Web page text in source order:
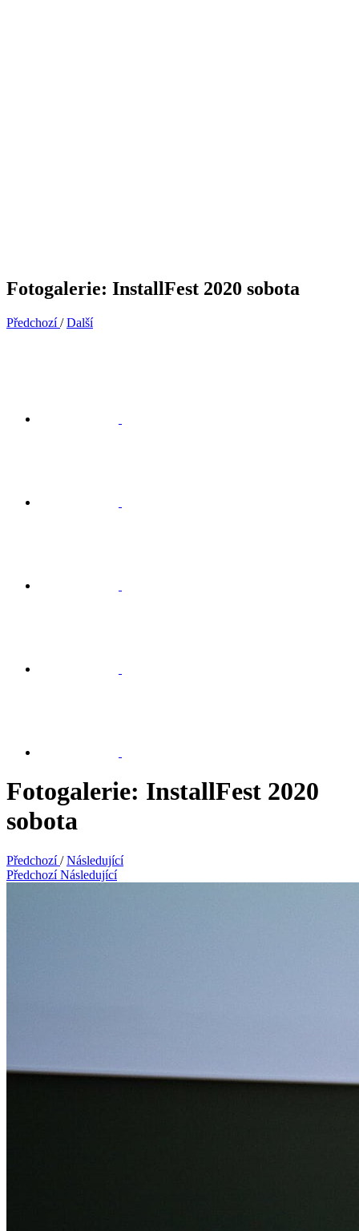
Fotogalerie: InstallFest 2020 sobota
Předchozí / Další
Fotogalerie: InstallFest 2020
sobota
Předchozí / Následující
Předchozí Následující